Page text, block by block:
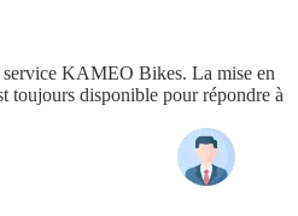
service KAMEO Bikes. La mise en
toujours disponible pour répondre à